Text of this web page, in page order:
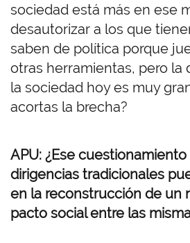
sociedad está más en ese
desautorizar a los que
saben de política porque
otras herramientas, pero la
la sociedad hoy es muy
acortas la brecha?
APU: ¿Ese
dirigencias tradicionales
en la reconstrucción de un
pacto social entre las